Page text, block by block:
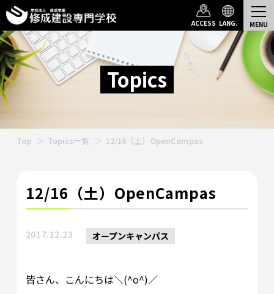
ACCESS LANG.
Topics
Top Topics一覧 12/16（土）OpenCampas
12/16（土）OpenCampas
2017.12.23 オープンキャンパス
皆さん、こんにちは＼(^o^)／